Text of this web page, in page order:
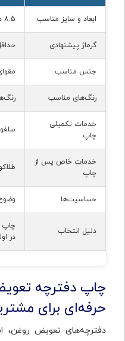
ابعاد و سایز مناسب 8.5 در 5.5 سانتی متر
گرماژ پیشنهادی حداقل 300
جنس مناسب
رنگ‌های مناسب
خدمات تکمیلی
چاپ
خدمات خاص پس از
چاپ
حساسیت‌ها
دلیل انتخاب
چاپ
در
چاپ دفترچه
حرفه‌ای برای
دفترچه‌های تعویض روغن،